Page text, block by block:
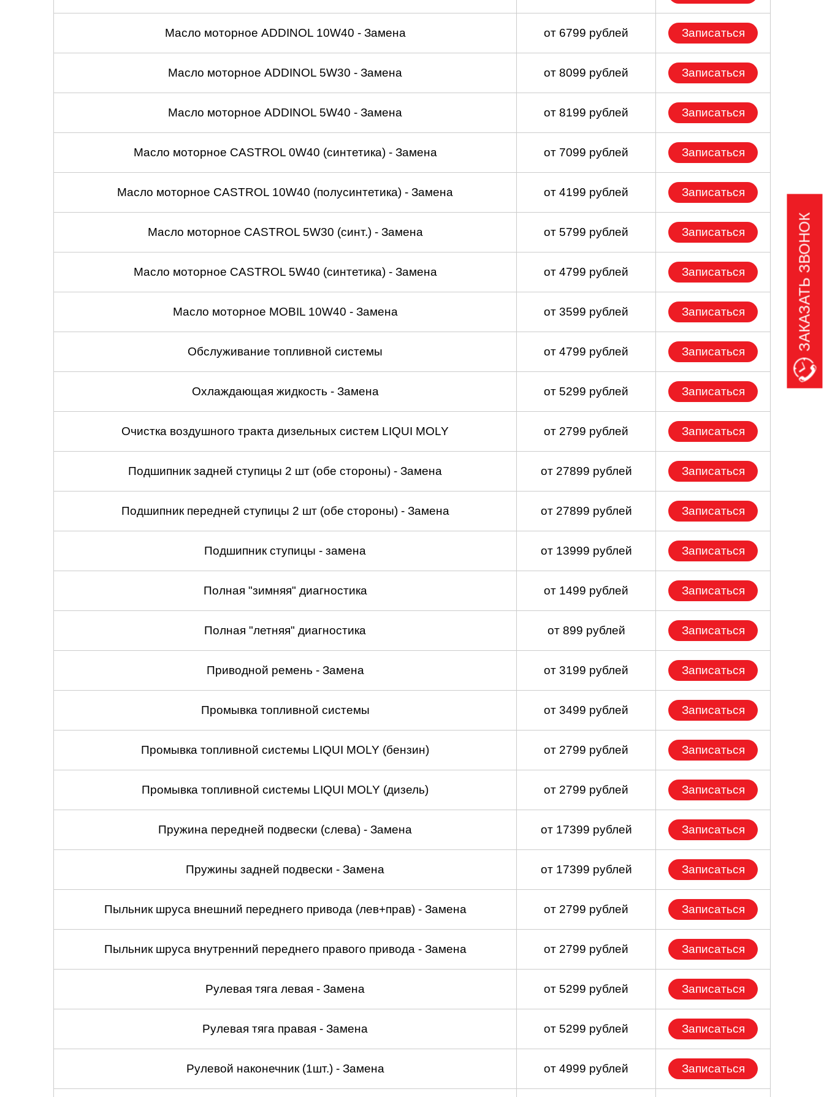
Масло моторное ADDINOL 10W40 - Замена от 6799 рублей Записаться
Масло моторное ADDINOL 5W30 - Замена от 8099 рублей Записаться
Масло моторное ADDINOL 5W40 - Замена от 8199 рублей Записаться
Масло моторное CASTROL 0W40 (синтетика) - Замена от 7099 рублей Записаться
Масло моторное CASTROL 10W40 (полусинтетика) - Замена от 4199 рублей Записаться
Масло моторное CASTROL 5W30 (синт.) - Замена от 5799 рублей Записаться
Масло моторное CASTROL 5W40 (синтетика) - Замена от 4799 рублей Записаться
Масло моторное MOBIL 10W40 - Замена от 3599 рублей Записаться
Обслуживание топливной системы от 4799 рублей Записаться
Охлаждающая жидкость - Замена от 5299 рублей Записаться
Очистка воздушного тракта дизельных систем LIQUI MOLY от 2799 рублей Записаться
Подшипник задней ступицы 2 шт (обе стороны) - Замена от 27899 рублей Записаться
Подшипник передней ступицы 2 шт (обе стороны) - Замена от 27899 рублей Записаться
Подшипник ступицы - замена от 13999 рублей Записаться
Полная "зимняя" диагностика от 1499 рублей Записаться
Полная "летняя" диагностика от 899 рублей Записаться
Приводной ремень - Замена от 3199 рублей Записаться
Промывка топливной системы от 3499 рублей Записаться
Промывка топливной системы LIQUI MOLY (бензин) от 2799 рублей Записаться
Промывка топливной системы LIQUI MOLY (дизель) от 2799 рублей Записаться
Пружина передней подвески (слева) - Замена от 17399 рублей Записаться
Пружины задней подвески - Замена от 17399 рублей Записаться
Пыльник шруса внешний переднего привода (лев+прав) - Замена от 2799 рублей Записаться
Пыльник шруса внутренний переднего правого привода - Замена от 2799 рублей Записаться
Рулевая тяга левая - Замена от 5299 рублей Записаться
Рулевая тяга правая - Замена от 5299 рублей Записаться
Рулевой наконечник (1шт.) - Замена от 4999 рублей Записаться
ЗАКАЗАТЬ ЗВОНОК